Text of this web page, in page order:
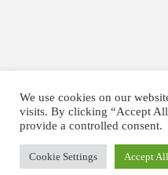
We use cookies on our
visits. By clicking “Accept
provide a controlled consent.
Cookie Settings Accept All